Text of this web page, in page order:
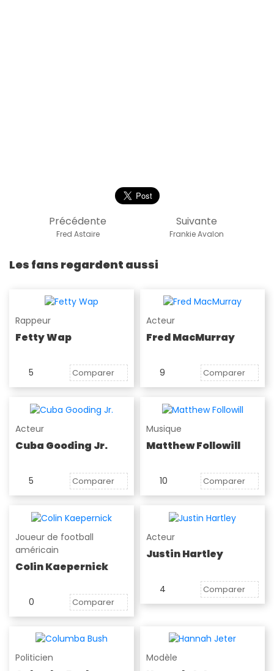
Suivante
Frankie Avalon
Précédente
Fred Astaire
Les fans regardent aussi
Rappeur
Fetty Wap
5 Comparer
Acteur
Fred MacMurray
9 Comparer
Acteur
Cuba Gooding Jr.
5 Comparer
Musique
Matthew Followill
10 Comparer
Joueur de football
américain
Colin Kaepernick
0 Comparer
Acteur
Justin Hartley
4 Comparer
Politicien Modèle